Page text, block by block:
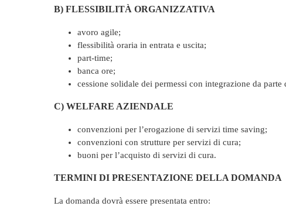
B) FLESSIBILITÀ ORGANIZZATIVA
avoro agile;
flessibilità oraria in entrata e uscita;
part-time;
banca ore;
cessione solidale dei permessi con integrazione da parte
C) WELFARE AZIENDALE
convenzioni per l’erogazione di servizi time saving;
convenzioni con strutture per servizi di cura;
buoni per l’acquisto di servizi di cura.
TERMINI DI PRESENTAZIONE DELLA DOMANDA
La domanda dovrà essere presentata entro: